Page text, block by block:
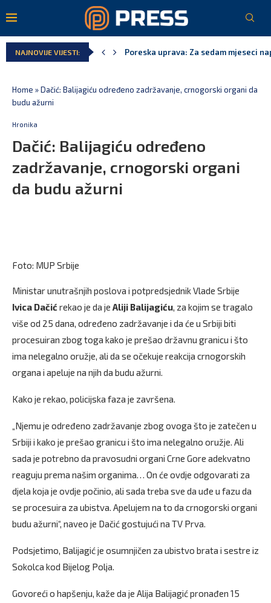
NAJNOVIJE VIJESTI:
Poreska uprava: Za sedam mjeseci
Home »Dačić: Balijagiću određeno zadržavanje, crnogorski organi da
budu ažurni
Hronika
Dačić: Balijagiću određeno
zadržavanje, crnogorski organi
da budu ažurni
Foto: MUP Srbije
Ministar unutrašnjih poslova i potpredsjednik Vlade Srbije
Ivica Dačić rekao je da je Aliji Balijagiću, za kojim se tragalo
više od 25 dana, određeno zadržavanje i da će u Srbiji biti
procesuiran zbog toga kako je prešao državnu granicu i što
ima nelegalno oružje, ali da se očekuje reakcija crnogorskih
organa i apeluje na njih da budu ažurni.
Kako je rekao, policijska faza je završena.
„Njemu je određeno zadržavanje zbog ovoga što je zatečen u
Srbiji i kako je prešao granicu i što ima nelegalno oružje. Ali
sada je potrebno da pravosudni organi Crne Gore adekvatno
reaguju prema našim organima… On će ovdje odgovarati za
djela koja je ovdje počinio, ali sada treba sve da uđe u fazu da
se procesuira za ubistva. Apelujem na to da crnogorski organi
budu ažurni“, naveo je Dačić gostujući na TV Prva.
Podsjetimo, Balijagić je osumnjičen za ubistvo brata i sestre iz
Sokolca kod Bijelog Polja.
Govoreći o hapšenju, kaže da je Alija Balijagić pronađen 15